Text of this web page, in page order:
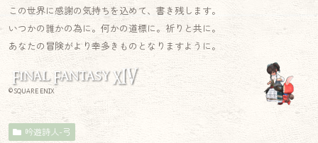
この世界に感謝の気持ちを込めて、書き残します。
いつかの誰かの為に。何かの道標に。祈りと共に。
あなたの冒険がより幸多きものとなりますように。
© SQUARE ENIX
吟遊詩人-弓